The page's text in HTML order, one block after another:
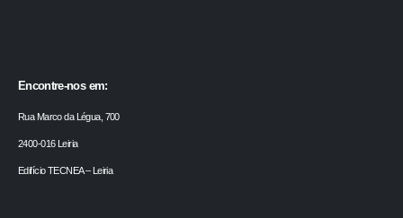
Encontre-nos em:
Rua Marco da Légua, 700
2400-016 Leiria
Edifício TECNEA – Leiria